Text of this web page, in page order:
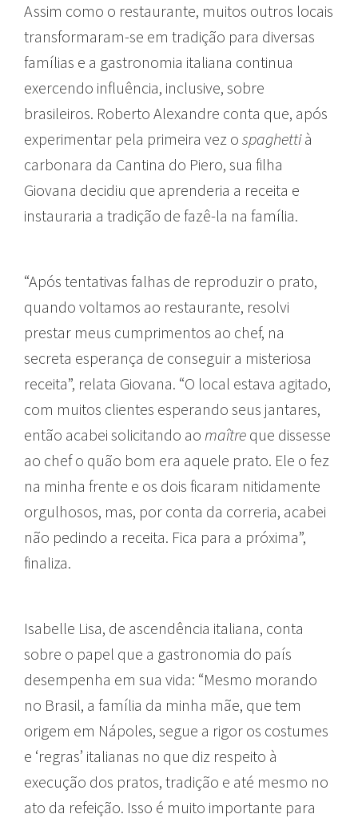
Assim como o restaurante, muitos outros locais
transformaram-se em tradição para diversas
famílias e a gastronomia italiana continua
exercendo influência, inclusive, sobre
brasileiros. Roberto Alexandre conta que, após
experimentar pela primeira vez o spaghettià
carbonara da Cantina do Piero, sua filha
Giovana decidiu que aprenderia a receita e
instauraria a tradição de fazê-la na família.
“Após tentativas falhas de reproduzir o prato,
quando voltamos ao restaurante, resolvi
prestar meus cumprimentos ao chef, na
secreta esperança de conseguir a misteriosa
receita”, relata Giovana. “O local estava agitado,
com muitos clientes esperando seus jantares,
então acabei solicitando ao maître que dissesse
ao chef o quão bom era aquele prato. Ele o fez
na minha frente e os dois ficaram nitidamente
orgulhosos, mas, por conta da correria, acabei
não pedindo a receita. Fica para a próxima”,
finaliza.
Isabelle Lisa, de ascendência italiana, conta
sobre o papel que a gastronomia do país
desempenha em sua vida: “Mesmo morando
no Brasil, a família da minha mãe, que tem
origem em Nápoles, segue a rigor os costumes
e ‘regras’ italianas no que diz respeito à
execução dos pratos, tradição e até mesmo no
ato da refeição. Isso é muito importante para